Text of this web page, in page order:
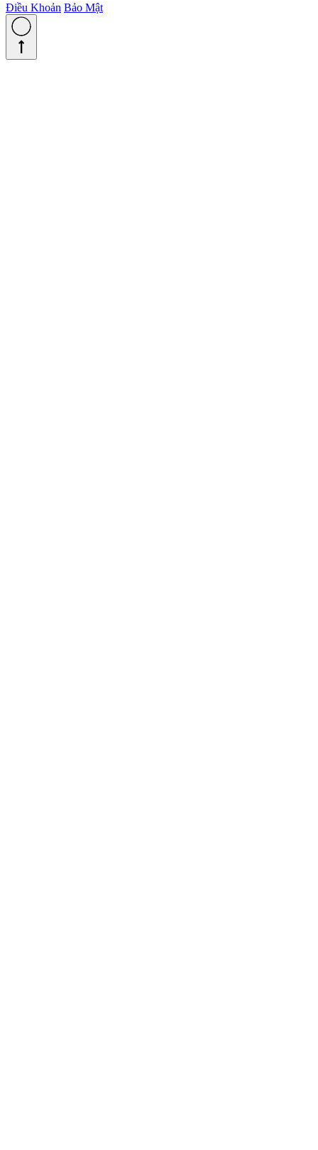
Điều Khoản Bảo Mật
straight